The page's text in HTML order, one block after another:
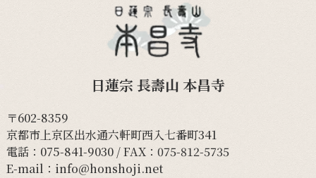
日蓮宗 長壽山 本昌寺
〒602-8359
京都市上京区出水通六軒町西入七番町341
電話： 075-841-9030/ FAX：075-812-5735
E-mail： info@honshoji.net